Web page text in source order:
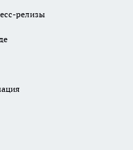
релизы